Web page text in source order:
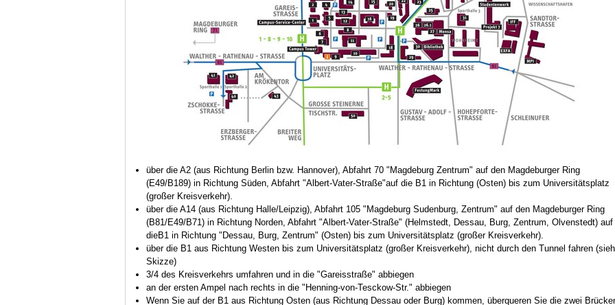
über die A2 (aus Richtung Berlin bzw. Hannover), Abfahrt 70 "Magdeburg Zentrum" auf den Magdeburger Ring
(E49/B189) in Richtung Süden, Abfahrt "Albert-Vater-Straße"auf die B1 in Richtung (Osten) bis zum Universitätsplatz
(großer Kreisverkehr).
über die A14 (aus Richtung Halle/Leipzig), Abfahrt 105 "Magdeburg Sudenburg, Zentrum" auf den Magdeburger Ring
(B81/E49/B71) in Richtung Norden, Abfahrt "Albert-Vater-Straße" (Helmstedt, Dessau, Burg, Zentrum, Olvenstedt) auf
dieB1 in Richtung "Dessau, Burg, Zentrum" (Osten) bis zum Universitätsplatz (großer Kreisverkehr).
über die B1 aus Richtung Westen bis zum Universitätsplatz (großer Kreisverkehr), nicht durch den Tunnel fahren
Skizze)
3/4 des Kreisverkehrs umfahren und in die "Gareisstraße" abbiegen
an der ersten Ampel nach rechts in die "Henning-von-Tesckow-Str." abbiegen
Wenn Sie auf der B1 aus Richtung Osten (aus Richtung Dessau oder Burg) kommen, überqueren Sie die zwei